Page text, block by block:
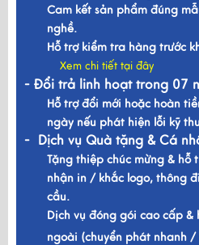
Cam kết sản phẩm đúng
nghề.
Hỗ trợ kiểm tra hàng trước
Xem chi tiết tại đây
- Đổi trả linh hoạt trong 07
Hỗ trợ đổi mới hoặc hoàn
ngày nếu phát hiện lỗi kỹ
- Dịch vụ Quà tặng & Cá
Tặng thiệp chúc mừng & hỗ
nhận in / khắc logo, thông
cầu.
Dịch vụ đóng gói cao cấp
ngoài (chuyển phát nhanh